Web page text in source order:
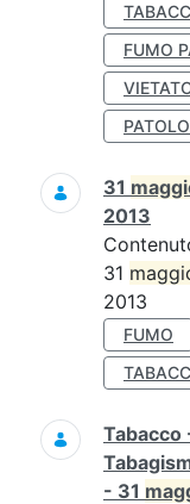
FUMO
31
2013
31
2013
FUMO
Tabacco
- 31